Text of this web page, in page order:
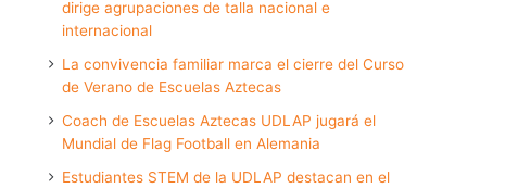
dirige agrupaciones de talla nacional e
internacional
La convivencia familiar marca el cierre del Curso
de Verano de Escuelas Aztecas
Coach de Escuelas Aztecas UDLAP jugará el
Mundial de Flag Football en Alemania
Estudiantes STEM de la UDLAP destacan en el